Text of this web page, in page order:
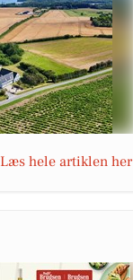
Læs hele artiklen her